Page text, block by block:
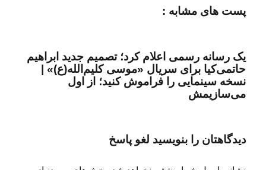
پست های مشابه :
یک رسانه رسمی اعلام کرد؛ تصمیم جدید ابراهیم
حاتمی‌کیا برای سریال «موسی کلیم‌الله(ع)» |
نسخه سینمایی را فراموش کنید؛ از اول
می‌سازیمش
دیدگاهتان را بنویسید لغو پاسخ